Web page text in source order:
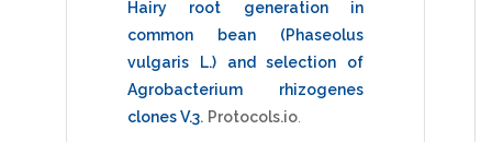
Hairy root generation in
common bean (Phaseolus
vulgaris L.) and selection of
Agrobacterium rhizogenes
clones V.3. Protocols.io